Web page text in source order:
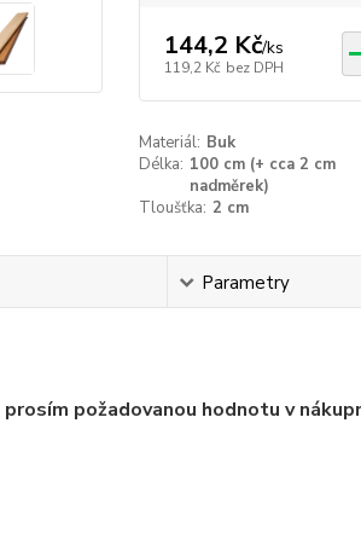
144,2 Kč/ks
119,2 Kč bez DPH
Materiál: Buk
Délka: 100 cm (+ cca 2 cm
nadměrek)
Tloušťka: 2 cm
Parametry
požadovanou hodnotu v